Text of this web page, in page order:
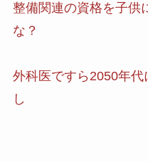
整備関連の資格を子供
な？
外科医ですら2050年
し